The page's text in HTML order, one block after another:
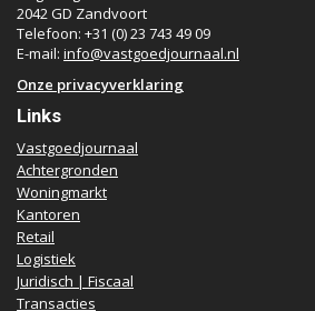
2042 GD Zandvoort
Telefoon: +31 (0) 23 743 49 09
E-mail: info@vastgoedjournaal.nl
Onze privacyverklaring
Links
Vastgoedjournaal
Achtergronden
Woningmarkt
Kantoren
Retail
Logistiek
Juridisch | Fiscaal
Transacties